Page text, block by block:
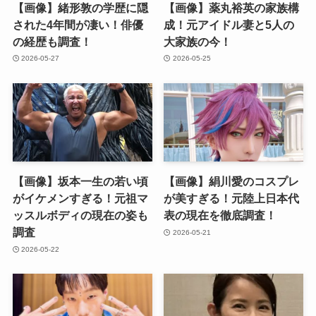
【画像】緒形敦の学歴に隠
された4年間が凄い！俳優
の経歴も調査！
2026-05-27
【画像】薬丸裕英の家族構
成！元アイドル妻と5人の
大家族の今！
2026-05-25
【画像】坂本一生の若い頃
がイケメンすぎる！元祖マ
ッスルボディの現在の姿も
調査
2026-05-22
【画像】絹川愛のコスプレ
が美すぎる！元陸上日本代
表の現在を徹底調査！
2026-05-21